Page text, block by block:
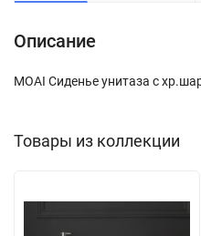
Описание
MOAI Сиденье унитаза с
Товары из коллекции